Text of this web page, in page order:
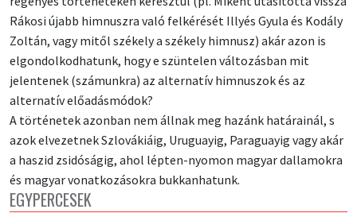
Rákosi újabb himnuszra való felkérését Illyés Gyula és Kodály
Zoltán, vagy mitől székely a székely himnusz) akár azon is
elgondolkodhatunk, hogy e szüntelen változásban mit
jelentenek (számunkra) az alternatív himnuszok és az
alternatív előadásmódok?
A történetek azonban nem állnak meg hazánk határainál, s
azok elvezetnek Szlovákiáig, Uruguayig, Paraguayig vagy akár
a haszid zsidóságig, ahol lépten-nyomon magyar dallamokra
és magyar vonatkozásokra bukkanhatunk.
EGYPERCESEK